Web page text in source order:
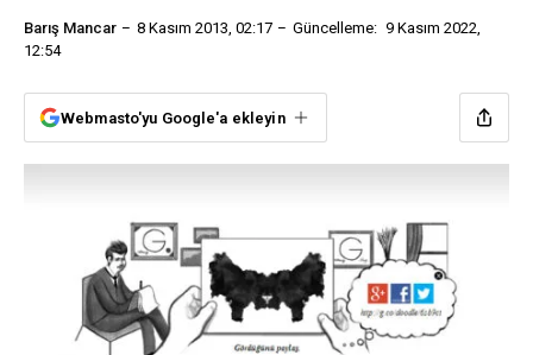
Barış Mancar 8 Kasım 2013, 02:17 Güncelleme: 9 Kasım 2022,
12:54
Webmasto'yu Google'a ekleyin